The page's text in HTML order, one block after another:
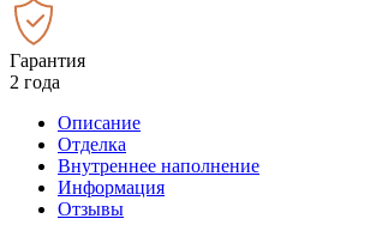
Гарантия
2 года
Описание
Отделка
Внутреннее наполнение
Информация
Отзывы